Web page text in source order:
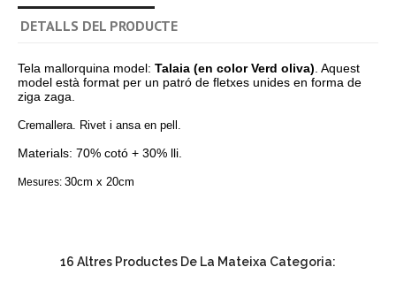
DETALLS DEL PRODUCTE
Tela mallorquina model: Talaia (en color Verd oliva) . Aquest
model està format per un patró de fletxes unides en forma de
ziga zaga.
Cremallera. Rivet i ansa en pell.
Materials: 70% cotó + 30% lli.
Mesures: 30cm x 20cm
16 Altres Productes De La Mateixa Categoria: